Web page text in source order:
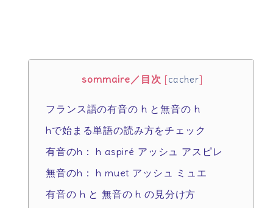
sommaire／目次 [cacher]
フランス語の有音の h と無音の h
hで始まる単語の読み方をチェック
有音のh： h aspiré アッシュ アスピレ
無音のh： h muet アッシュ ミュエ
有音の h と 無音の h の見分け方